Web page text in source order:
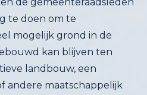
andere maatschappelijk